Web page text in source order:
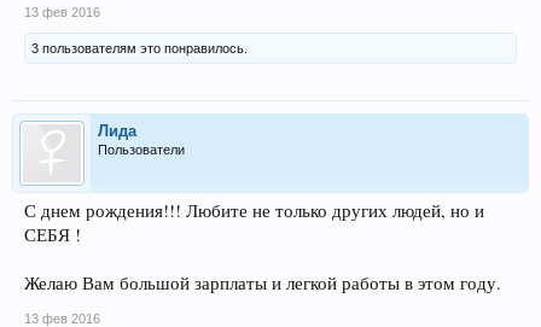
13 фев 2016
3 пользователям это понравилось.
Лида
Пользователи
С днем рождения!!! Любите не только других людей, но и
СЕБЯ !
Желаю Вам большой зарплаты и легкой работы в этом году.
13 фев 2016